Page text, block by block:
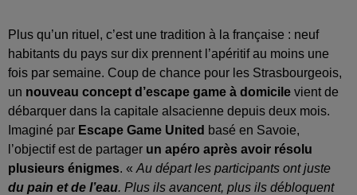
Plus qu’un rituel, c’est une tradition à la française : neuf
habitants du pays sur dix prennent l’apéritif au moins une
fois par semaine. Coup de chance pour les Strasbourgeois,
un nouveau concept d’escape game à domicile vient de
débarquer dans la capitale alsacienne depuis deux mois.
Imaginé par Escape Game United basé en Savoie,
l’objectif est de partager un apéro après avoir résolu
plusieurs énigmes. « Au départ les participants ont juste
du pain et de l’eau. Plus ils avancent, plus ils débloquent